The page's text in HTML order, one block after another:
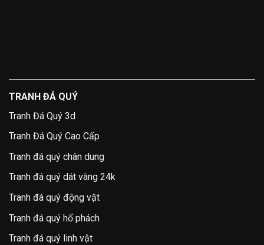
TRANH ĐÁ QUÝ
Tranh Đá Quý 3d
Tranh Đá Quý Cao Cấp
Tranh đá quý chân dung
Tranh đá quý dát vàng 24k
Tranh đá quý động vật
Tranh đá quý hổ phách
Tranh đá quý linh vật